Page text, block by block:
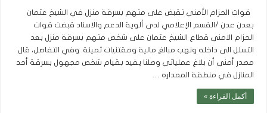
قوات الحزام الأمني تقبض على متهم بسرقة منزل في الشيخ عثمان
بعدن عدن /القسم الإعلامي لدى ألوية الدعم والاسناد قبضت قوات
الحزام الامني قطاع الشيخ عثمان على شخص متهم بسرقة منزل بعد
التسلل الى داخله ونهب مبالغ مالية ومقتنيات ثمينة. وفي التفاصل، قال
مصدر أمني أن بلاغ عملياتي وصلنا يفيد بقيام شخص مجهول بسرقة أحد
المنازل في منطقة الممداره …
أكمل القراءة »